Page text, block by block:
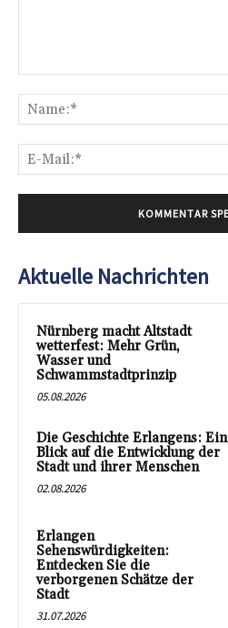
Aktuelle Nachrichten
Nürnberg macht Altstadt
wetterfest: Mehr Grün,
Wasser und
Schwammstadtprinzip
05.08.2026
Die Geschichte Erlangens: Ein
Blick auf die Entwicklung der
Stadt und ihrer Menschen
02.08.2026
Erlangen
Sehenswürdigkeiten:
Entdecken Sie die
verborgenen Schätze der
Stadt
31.07.2026